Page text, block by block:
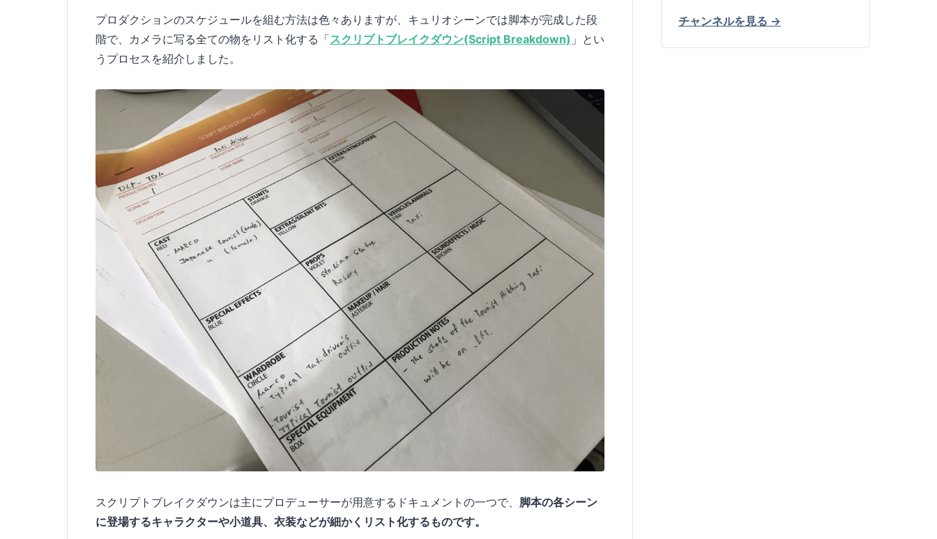
プロダクションのスケジュールを組む方法は色々ありますが、キュリオシーンでは脚本が完成した段
階で、カメラに写る全ての物をリスト化する「スクリプトブレイクダウン(Script Breakdown) 」とい
うプロセスを紹介しました。
スクリプトブレイクダウンは主にプロデューサーが用意するドキュメントの一つで、 脚本の各シーン
に登場するキャラクターや小道具、衣装などが細かくリスト化するものです。
チャンネルを見る →